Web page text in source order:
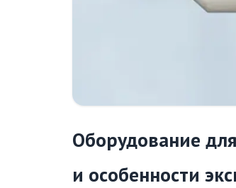
Оборудование
и особенности